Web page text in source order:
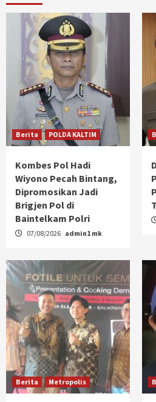
Berita POLDA KALTIM
Kombes Pol Hadi
Wiyono Pecah Bintang,
Dipromosikan Jadi
Brigjen Pol di
Baintelkam Polri
07/08/2026 admin1 mk
Berita Metropolis